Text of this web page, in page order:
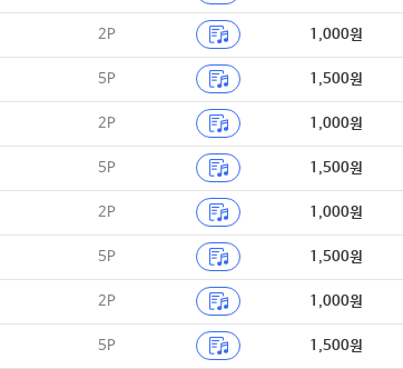
2P 1,000원
5P 1,500원
2P 1,000원
5P 1,500원
2P 1,000원
5P 1,500원
2P 1,000원
5P 1,500원